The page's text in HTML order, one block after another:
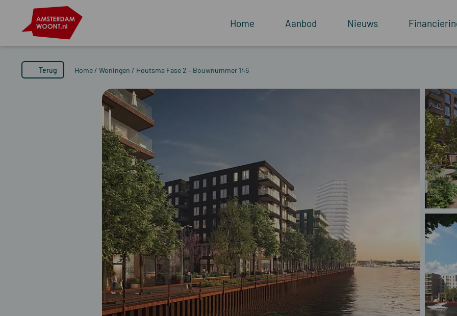
Home Aanbod Nieuws
Terug Home / Woningen / Houtsma Fase 2 – Bouwnummer 146